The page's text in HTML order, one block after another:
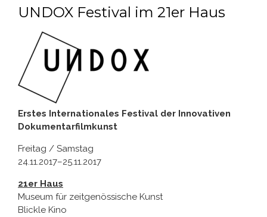
UNDOX Festival im 21er Haus
Erstes Internationales Festival der Innovativen
Dokumentarfilmkunst
Freitag / Samstag
24.11.2017–25.11.2017
21er Haus
Museum für zeitgenössische Kunst
Blickle Kino